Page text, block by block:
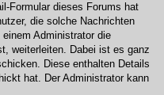
Formular dieses Forums hat
die solche Nachrichten
Administrator die
weiterleiten. Dabei ist es ganz
Diese enthalten Details
hat. Der Administrator kann